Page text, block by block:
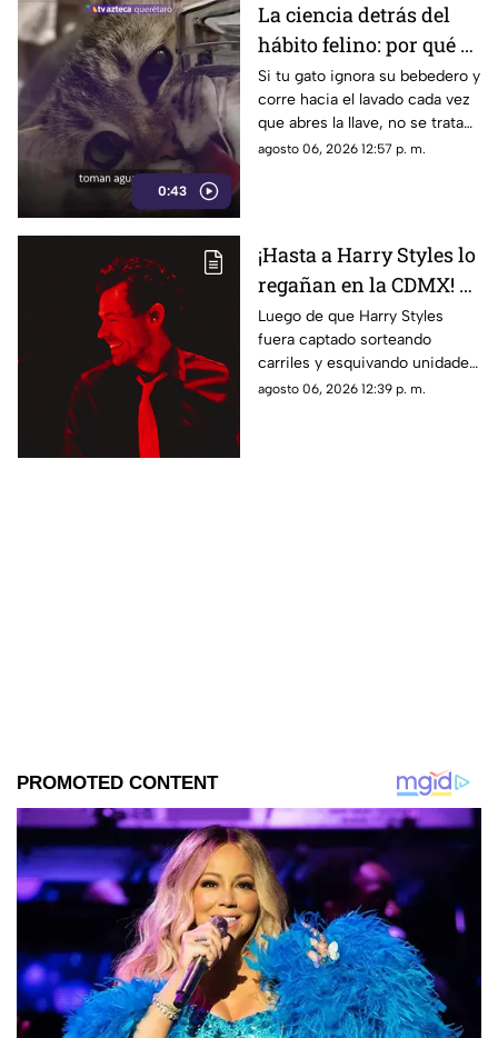
0:43
La ciencia detrás del
hábito felino: por qué el
agua en movimiento
del grifo es irresistible
para los gatos
Si tu gato ignora su bebedero y
corre hacia el lavado cada vez
que abres la llave, no se trata
de un capricho
agosto 06, 2026 12:57 p. m.
¡Hasta a Harry Styles lo
regañan en la CDMX! El
Metrobús aprovechó
que el cantante salió a
correr por Reforma
para darle un consejo
Luego de que Harry Styles
fuera captado sorteando
carriles y esquivando unidades
de transporte durante sus
agosto 06, 2026 12:39 p. m.